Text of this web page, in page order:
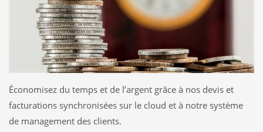
Économisez du temps et de l’argent grâce à nos devis et
facturations synchronisées sur le cloud et à notre système
de management des clients.